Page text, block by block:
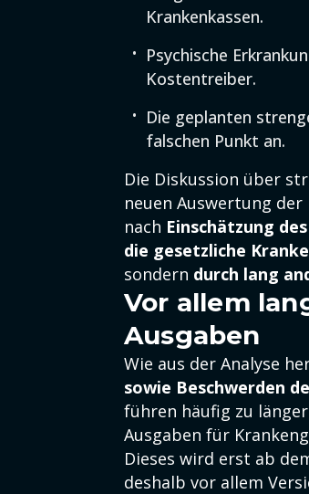
Krankenkassen.
Psychische
Kostentreiber.
Die geplanten
falschen Punkt an.
Die Diskussion über
neuen Auswertung
nach Einschätzung
die gesetzliche
sondern durch lang
Vor allem
Ausgaben
Wie aus der Analyse
sowie Beschwerden
führen häufig zu
Ausgaben für
Dieses wird erst ab
deshalb vor allem